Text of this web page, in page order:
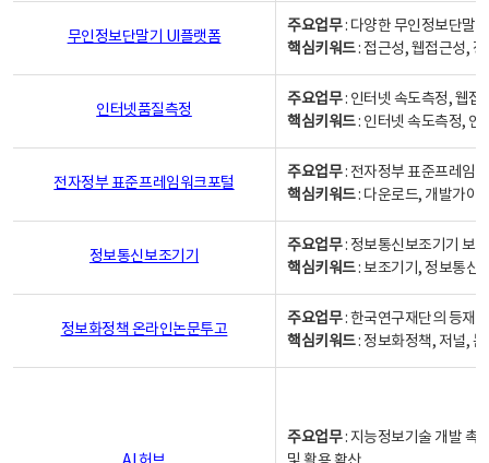
무인정보단말기 UI플랫폼
주요업무: 다양한 무인정보단말
핵심키워드: 접근성, 웹접근성,
인터넷품질측정
주요업무: 인터넷 속도측정, 웹접
핵심키워드: 인터넷 속도측정, 인
전자정부 표준프레임워크포털
주요업무: 전자정부 표준프레임
핵심키워드: 다운로드, 개발가이
정보통신보조기기
주요업무: 정보통신보조기기 보
핵심키워드: 보조기기, 정보통신
정보화정책 온라인논문투고
주요업무: 한국연구재단의 등재
핵심키워드: 정보화정책, 저널,
주요업무: 지능정보기술 개발 촉